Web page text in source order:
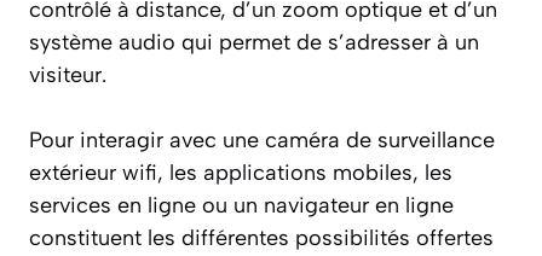
contrôlé à distance, d’un zoom optique et d’un
système audio qui permet de s’adresser à un
visiteur.
Pour interagir avec une caméra de surveillance
extérieur wifi, les applications mobiles, les
services en ligne ou un navigateur en ligne
constituent les différentes possibilités offertes